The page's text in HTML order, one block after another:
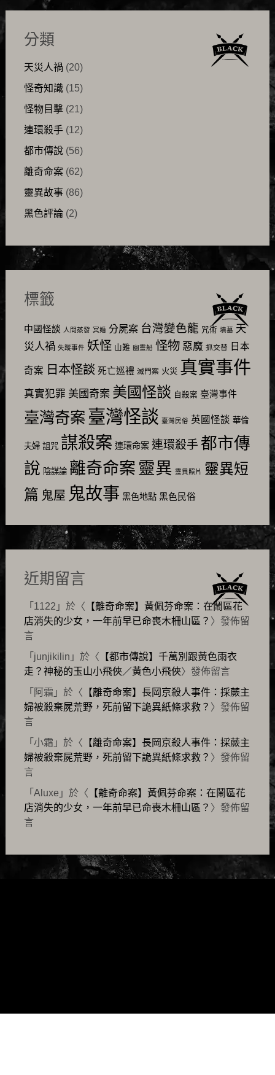
分類
天災人禍 (20)
怪奇知識(15)
怪物目擊(21)
連環殺手(12)
都市傳說(56)
離奇命案(62)
靈異故事(86)
黑色評論(2)
標籤
中國怪談 人間蒸發 冥婚 分屍案 台灣變色龍 咒術 墳墓 天
災人禍 失蹤事件 妖怪 山難 幽靈船 怪物 惡魔 抓交替 日本
奇案 日本怪談 死亡巡禮 滅門案 火災 真實事件
真實犯罪 美國奇案 美國怪談 自殺案 臺灣事件
臺灣奇案 臺灣怪談 臺灣民俗 英國怪談 華倫
夫婦 詛咒 謀殺案 連環命案 連環殺手 都市傳
說 陰謀論 離奇命案 靈異 靈異照片 靈異短
篇 鬼屋 鬼故事 黑色地點 黑色民俗
近期留言
「 1122 」於〈 【離奇命案】黃佩芬命案：在鬧區花
店消失的少女，一年前早已命喪木柵山區？ 〉發佈留
言
「 junjikilin 」於〈 【都市傳說】千萬別跟黃色雨衣
走？神秘的玉山小飛俠／黃色小飛俠〉發佈留言
「 阿霜 」於〈 【離奇命案】長岡京殺人事件：採蕨主
婦被殺棄屍荒野，死前留下詭異紙條求救？ 〉發佈留
言
「 小霜 」於〈 【離奇命案】長岡京殺人事件：採蕨主
婦被殺棄屍荒野，死前留下詭異紙條求救？ 〉發佈留
言
「 Aluxe 」於〈 【離奇命案】黃佩芬命案：在鬧區花
店消失的少女，一年前早已命喪木柵山區？ 〉發佈留
言